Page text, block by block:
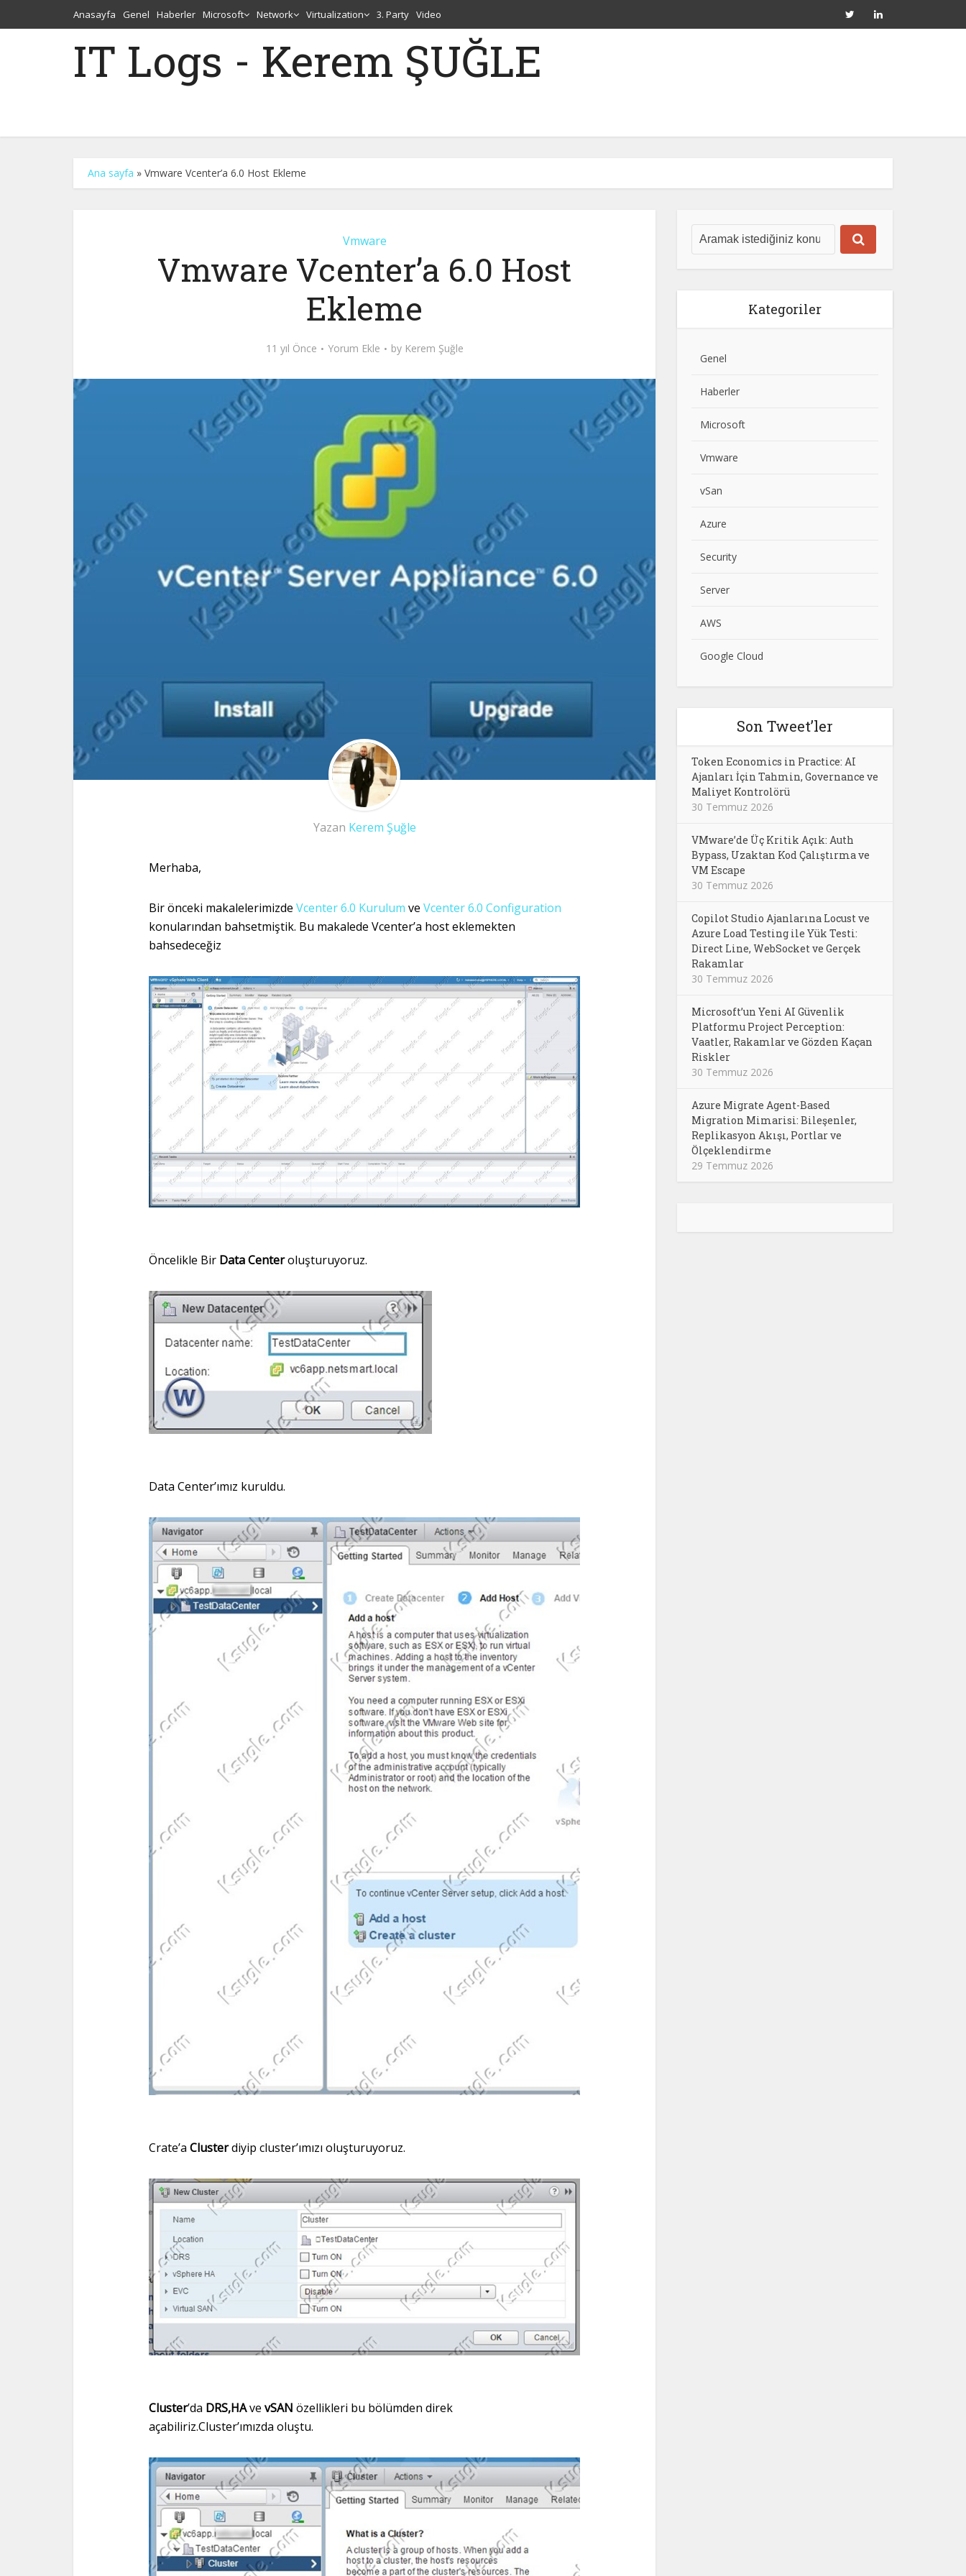
Anasayfa Genel Haberler Microsoft Network Virtualization 3. Party Video
IT Logs - Kerem ŞUĞLE
Ana sayfa » Vmware Vcenter’a 6.0 Host Ekleme
Vmware
Vmware Vcenter’a 6.0 Host
Ekleme
11 yıl Önce Yorum Ekle by Kerem Şuğle
Yazan Kerem Şuğle
Merhaba,
Bir önceki makalelerimizde Vcenter 6.0 Kurulum ve Vcenter 6.0 Configuration
konularından bahsetmiştik. Bu makalede Vcenter’a host eklemekten
bahsedeceğiz
Öncelikle Bir Data Centeroluşturuyoruz.
Data Center’ımız kuruldu.
Crate’a Clusterdiyip cluster’ımızı oluşturuyoruz.
Cluster’da DRS,HAve vSAN özellikleri bu bölümden direk
açabiliriz.Cluster’ımızda oluştu.
Kategoriler
Genel
Haberler
Microsoft
Vmware
vSan
Azure
Security
Server
AWS
Google Cloud
Son Tweet’ler
Token Economics in Practice: AI
Ajanları İçin Tahmin, Governance ve
Maliyet Kontrolörü
30 Temmuz 2026
VMware’de Üç Kritik Açık: Auth
Bypass, Uzaktan Kod Çalıştırma ve
VM Escape
30 Temmuz 2026
Copilot Studio Ajanlarına Locust ve
Azure Load Testing ile Yük Testi:
Direct Line, WebSocket ve Gerçek
Rakamlar
30 Temmuz 2026
Microsoft’un Yeni AI Güvenlik
Platformu Project Perception:
Vaatler, Rakamlar ve Gözden Kaçan
Riskler
30 Temmuz 2026
Azure Migrate Agent-Based
Migration Mimarisi: Bileşenler,
Replikasyon Akışı, Portlar ve
Ölçeklendirme
29 Temmuz 2026